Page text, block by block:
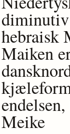
Maiken
Meike